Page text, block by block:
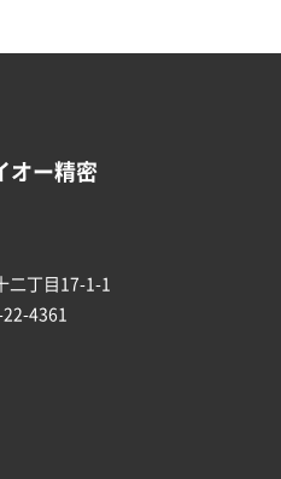
オー精密
丁目17-1-1
4361